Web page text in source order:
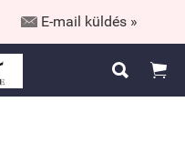
 E-mail küldés »
 